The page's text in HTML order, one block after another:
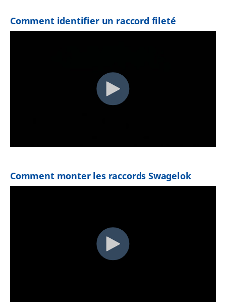
Comment identifier un raccord fileté
Comment monter les raccords Swagelok